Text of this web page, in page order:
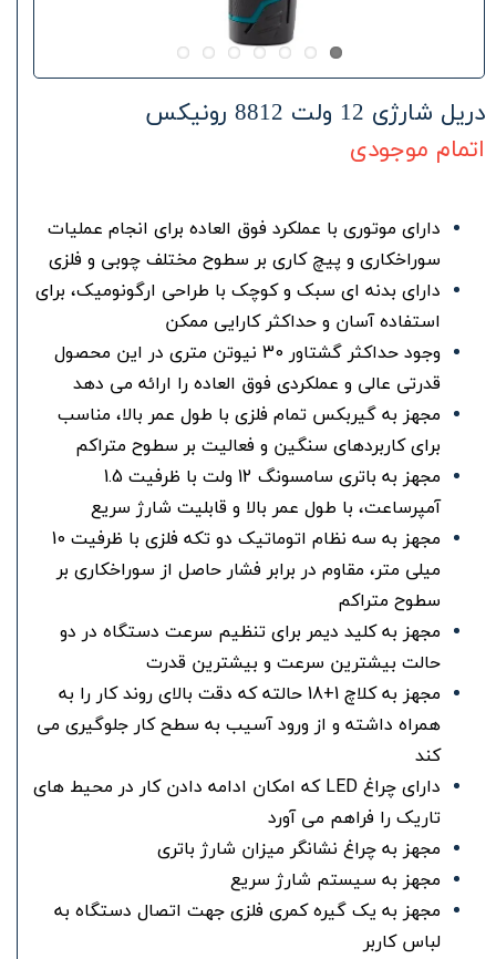
دریل شارژی 12 ولت 8812 رونیکس
اتمام موجودی
دارای موتوری با عملکرد فوق ‌العاده برای انجام عملیات
سوراخکاری و پیچ کاری بر سطوح مختلف چوبی و فلزی
دارای بدنه ‌ای سبک و کوچک با طراحی ارگونومیک، برای
استفاده آسان و حداکثر کارایی ممکن
وجود حداکثر گشتاور 30 ​​نیوتن‌ متری در این محصول
قدرتی عالی و عملکردی فوق ‌العاده را ارائه می ‌دهد
مجهز به گیربکس تمام فلزی با طول عمر بالا، مناسب
برای کاربردهای سنگین و فعالیت‌ بر سطوح متراکم
مجهز به باتری سامسونگ 12 ولت با ظرفیت 1.5
آمپرساعت، با طول عمر بالا و قابلیت شارژ سریع
مجهز به سه نظام اتوماتیک دو تکه فلزی با ظرفیت 10
میلی‌ متر، مقاوم در برابر فشار حاصل از سوراخکاری بر
سطوح متراکم
مجهز به کلید دیمر برای تنظیم سرعت دستگاه در دو
حالت بیشترین سرعت و بیشترین قدرت
مجهز به کلاچ 1+18 حالته که دقت بالای روند کار را به
همراه داشته و از ورود آسیب به سطح کار جلوگیری می‌
کند
دارای چراغ LED که امکان ادامه دادن کار در محیط‌ های
تاریک را فراهم می‌ آورد
مجهز به چراغ نشانگر میزان شارژ باتری
مجهز به سیستم شارژ سریع
مجهز به یک گیره کمری فلزی جهت اتصال دستگاه به
لباس کاربر